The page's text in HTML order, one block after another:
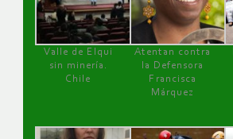
Valle de Elqui
sin minería.
Chile
Atentan contra
la Defensora
Francisca
Márquez